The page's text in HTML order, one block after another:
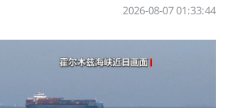
01:33:44 2026-08-07